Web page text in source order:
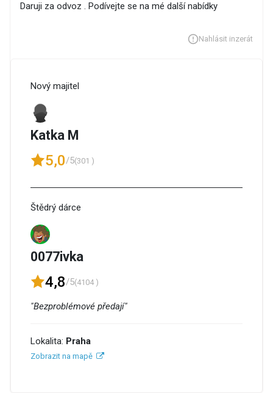
Daruji za odvoz . Podívejte se na mé další nabídky
Nahlásit inzerát
Nový majitel
Katka M
5,0/5(301 )
Štědrý dárce
0077ivka
4,8/5(4104 )
"Bezproblémové předají"
Lokalita: Praha
Zobrazit na mapě